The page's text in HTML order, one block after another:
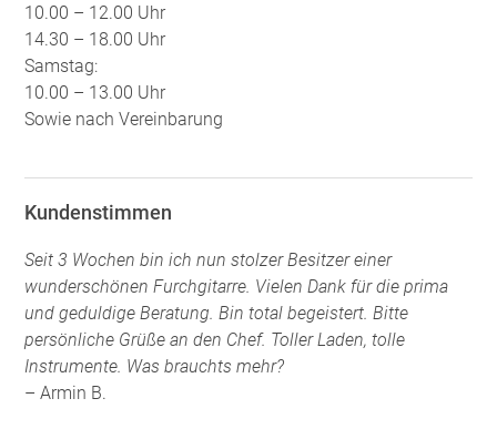
10.00 – 12.00 Uhr
14.30 – 18.00 Uhr
Samstag:
10.00 – 13.00 Uhr
Sowie nach Vereinbarung
Kundenstimmen
Seit 3 Wochen bin ich nun stolzer Besitzer einer
wunderschönen Furchgitarre. Vielen Dank für die prima
und geduldige Beratung. Bin total begeistert. Bitte
persönliche Grüße an den Chef. Toller Laden, tolle
Instrumente. Was brauchts mehr?
– Armin B.